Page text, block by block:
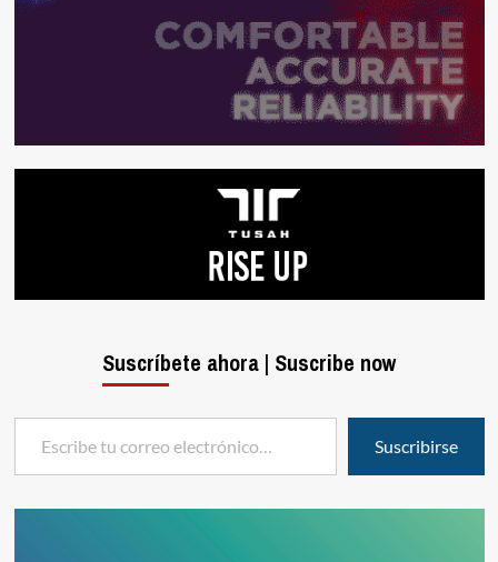
Suscríbete ahora | Suscribe now
Escribe tu correo electrónico…
Suscribirse